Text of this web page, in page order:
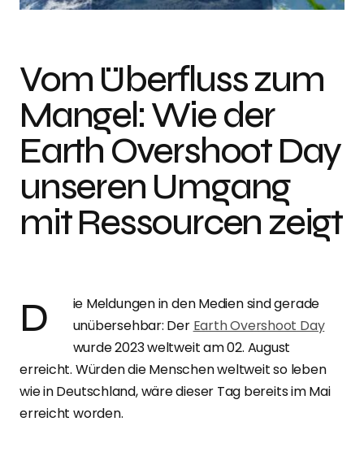
Vom Überfluss zum
Mangel: Wie der
Earth Overshoot Day
unseren Umgang
mit Ressourcen zeigt
Die Meldungen in den Medien sind gerade unübersehbar: Der Earth Overshoot Day
wurde 2023 weltweit am 02. August
erreicht. Würden die Menschen weltweit so leben
wie in Deutschland, wäre dieser Tag bereits im Mai
erreicht worden.